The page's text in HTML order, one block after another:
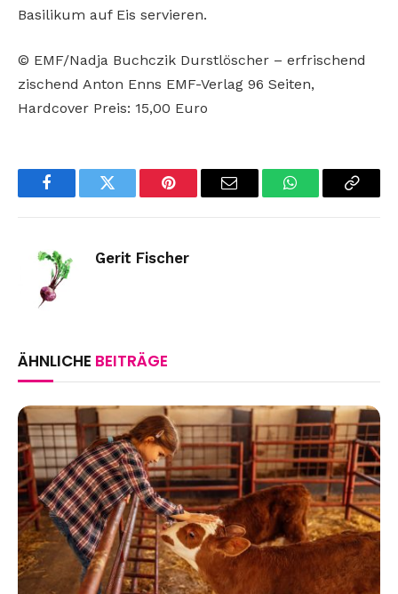
Basilikum auf Eis servieren.
© EMF/Nadja Buchczik Durstlöscher – erfrischend
zischend Anton Enns EMF-Verlag 96 Seiten,
Hardcover Preis: 15,00 Euro
FacebookTwitter Pinterest Email WhatsAppCopy
Gerit Fischer
ÄHNLICHE BEITRÄGE